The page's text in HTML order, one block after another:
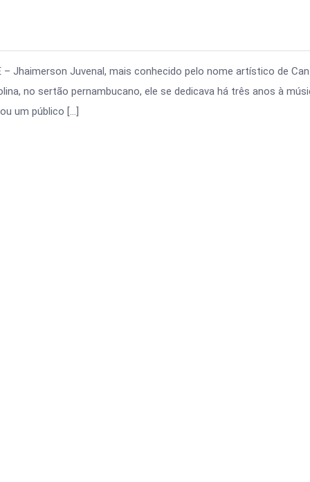
Jhaimerson Juvenal, mais conhecido pelo nome artístico de
no sertão pernambucano, ele se dedicava há três anos à
um público […]